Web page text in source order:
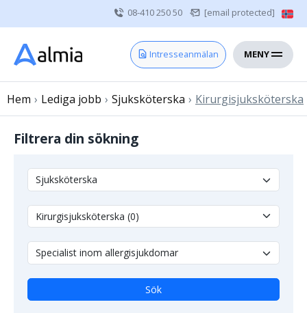
08-410 250 50 [email protected]
Intresseanmälan MENY
Hem
Vårdgivare
Om oss
Kontakt
Övrig vårdpersonal
Hem › Lediga jobb › Sjuksköterska › Kirurgisjuksköterska
Filtrera din sökning
Sök